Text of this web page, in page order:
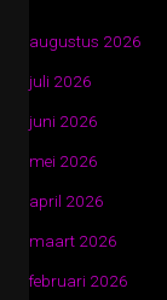
augustus 2026
juli 2026
juni 2026
mei 2026
april 2026
maart 2026
februari 2026